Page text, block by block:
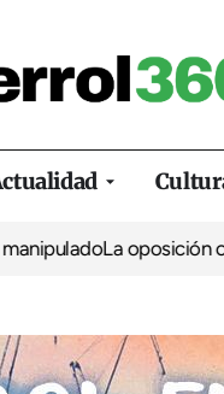
La oposición carga